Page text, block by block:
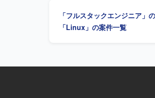
中長期でシステム全体に関わる経験を積むこ
心とした開発環境で、Oracle
「フルスタックエンジニア」
「Linux」の案件一覧